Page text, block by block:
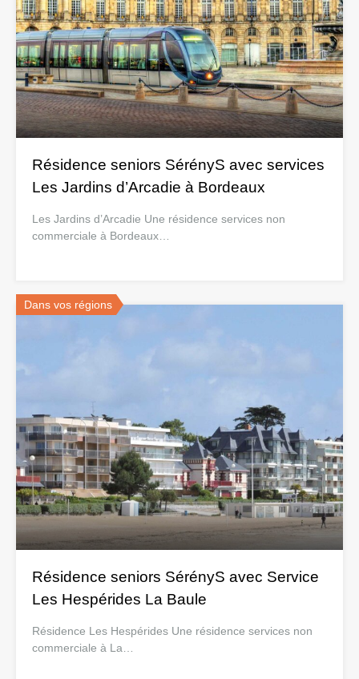
Résidence seniors SérényS avec services
Les Jardins d’Arcadie à Bordeaux
Les Jardins d’Arcadie Une résidence services non
commerciale à Bordeaux…
Dans vos régions
Résidence seniors SérényS avec Service
Les Hespérides La Baule
Résidence Les Hespérides Une résidence services non
commerciale à La…